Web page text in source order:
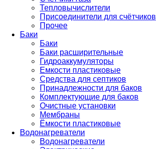
Тепловычислители
Присоединители для счётчиков
Прочее
Баки
Баки
Баки расширительные
Гидроаккумуляторы
Емкости пластиковые
Средства для септиков
Принадлежности для баков
Комплектующие для баков
Очистные установки
Мембраны
Ёмкости пластиковые
Водонагреватели
Водонагреватели